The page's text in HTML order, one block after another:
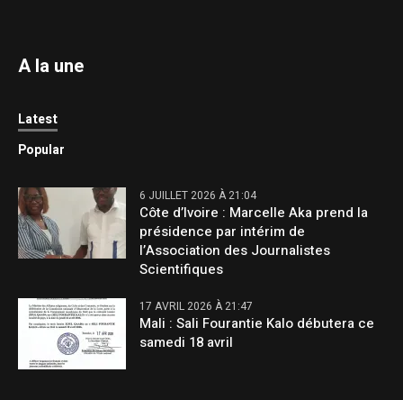
A la une
Latest
Popular
6 JUILLET 2026 À 21:04
Côte d’Ivoire : Marcelle Aka prend la
présidence par intérim de
l’Association des Journalistes
Scientifiques
17 AVRIL 2026 À 21:47
Mali : Sali Fourantie Kalo débutera ce
samedi 18 avril